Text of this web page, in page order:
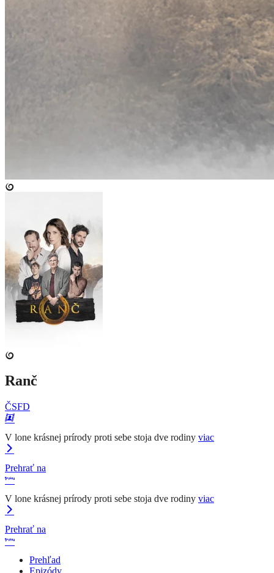
Ranč
ČSFD
V lone krásnej prírody proti sebe stoja dve rodiny viac
Prehrať na
V lone krásnej prírody proti sebe stoja dve rodiny viac
Prehrať na
Prehľad